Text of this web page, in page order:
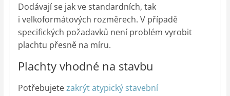
Dodávají se jak ve standardních, tak
i velkoformátových rozměrech. V případě
specifických požadavků není problém vyrobit
plachtu přesně na míru.
Plachty vhodné na stavbu
Potřebujetezakrýt atypický stavební